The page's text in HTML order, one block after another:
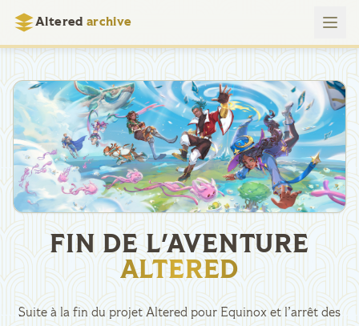
Altered archive
FIN DE L'AVENTURE
ALTERED
Suite à la fin du projet Altered pour Equinox et l’arrêt des